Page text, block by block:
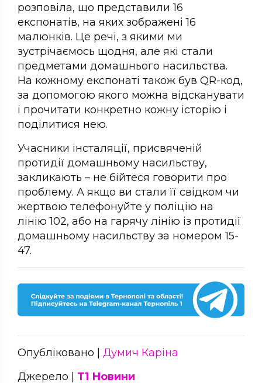
розповіла, що представили 16
експонатів, на яких зображені 16
малюнків. Це речі, з якими ми
зустрічаємось щодня, але які стали
предметами домашнього насильства.
На кожному експонаті також був QR-код,
за допомогою якого можна відсканувати
і прочитати конкретно кожну історію і
поділитися нею.
Учасники інсталяції, присвяченій
протидії домашньому насильству,
закликають – не бійтеся говорити про
проблему. А якщо ви стали її свідком чи
жертвою телефонуйте у поліцію на
лінію 102, або на гарячу лінію із протидії
домашньому насильству за номером 15-
47.
Опубліковано | Думич Каріна
Джерело | Т1 Новини